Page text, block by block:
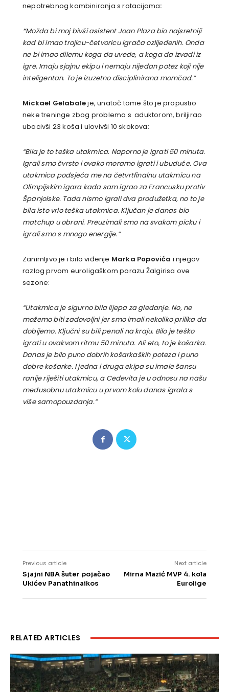
nepotrebnog kombiniranja s rotacijama:
“Možda bi moj bivši asistent Joan Plaza bio najsretniji
kad bi imao trojicu-četvoricu igrača ozlijeđenih. Onda
ne bi imao dilemu koga da uvede, a koga da izvadi iz
igre. Imaju sjajnu ekipu i nemaju nijedan potez koji nije
inteligentan. To je izuzetno disciplinirana momčad.”
Mickael Gelabaleje, unatoč tome što je propustio
neke treninge zbog problema s aduktorom, briljirao
ubacivši 23 koša i ulovivši 10 skokova:
“Bila je to teška utakmica. Naporno je igrati 50 minuta.
Igrali smo čvrsto i ovako moramo igrati i ubuduće. Ova
utakmica podsjeća me na četvrtfinalnu utakmicu na
Olimpijskim igara kada sam igrao za Francusku protiv
Španjolske. Tada nismo igrali dva produžetka, no to je
bila isto vrlo teška utakmica. Ključan je danas bio
matchup u obrani. Preuzimali smo na svakom picku i
igrali smo s mnogo energije.”
Zanimljivo je i bilo viđenje Marka Popovića i njegov
razlog prvom euroligaškom porazu Žalgirisa ove
sezone:
“Utakmica je sigurno bila lijepa za gledanje. No, ne
možemo biti zadovoljni jer smo imali nekoliko prilika da
dobijemo. Ključni su bili penali na kraju. Bilo je teško
igrati u ovakvom ritmu 50 minuta. Ali eto, to je košarka.
Danas je bilo puno dobrih košarkaških poteza i puno
dobre košarke. I jedna i druga ekipa su imale šansu
ranije riješiti utakmicu, a Cedevita je u odnosu na našu
međusobnu utakmicu u prvom kolu danas igrala s
više samopouzdanja.”
Previous article
Sjajni NBA šuter pojačao
Ukićev Panathinaikos
Next article
Mirna Mazić MVP 4. kola
Eurolige
RELATED ARTICLES